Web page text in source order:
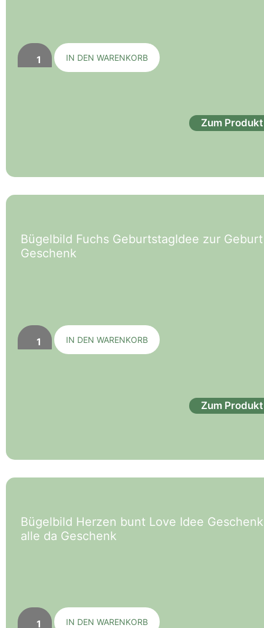
IN DEN WARENKORB
Zum Produkt
Bügelbild Fuchs GeburtstagIdee zur
Geschenk
IN DEN WARENKORB
Zum Produkt
Bügelbild Herzen bunt Love Idee
alle da Geschenk
IN DEN WARENKORB